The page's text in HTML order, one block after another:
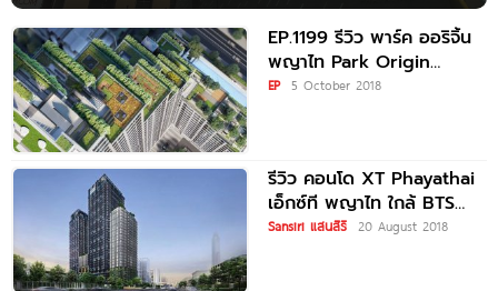
EP.1199 รีวิว พาร์ค ออริจิ้น
พญาไท Park Origin
Phayathai ใกล้ BTS
EP 5 October 2018
รีวิว คอนโด XT Phayathai
เอ็กซ์ที พญาไท ใกล้ BTS
พญาไท /
Sansiri แสนสิริ 20 August 2018